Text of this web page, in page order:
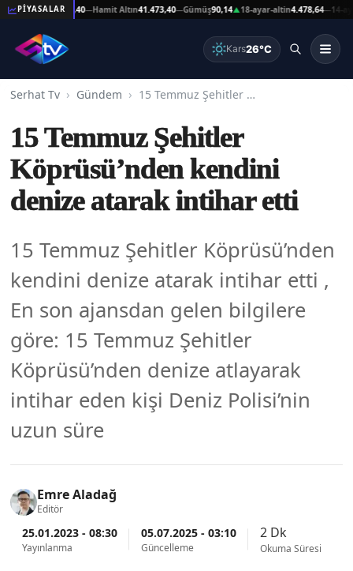
PİYASALAR
Altın41.473,40 Hamit Altın41.473,40—Gümüş90,14▲18-ayar-altin4.478,64—14-ayar-
Kars26°C
Serhat Tv Gündem 15 Temmuz Şehitler Köprüsü’nden kendini denize atarak intihar etti
15 Temmuz Şehitler
Köprüsü’nden kendini
denize atarak intihar etti
15 Temmuz Şehitler Köprüsü’nden
kendini denize atarak intihar etti ,
En son ajansdan gelen bilgilere
göre: 15 Temmuz Şehitler
Köprüsü’nden denize atlayarak
intihar eden kişi Deniz Polisi’nin
uzun süre
Emre Aladağ
Editör
25.01.2023 - 08:30
Yayınlanma
05.07.2025 - 03:10
Güncelleme
2 Dk
Okuma Süresi